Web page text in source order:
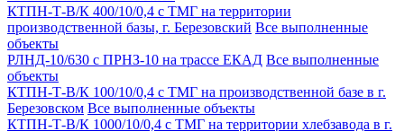
КТПН-Т-В/К 400/10/0,4 с ТМГ на территории
производственной базы, г. Березовский Все выполненные
объекты
РЛНД-10/630 с ПРНЗ-10 на трассе ЕКАД Все выполненные
объекты
КТПН-Т-В/К 100/10/0,4 с ТМГ на производственной базе в г.
Березовском Все выполненные объекты
КТПН-Т-В/К 1000/10/0,4 с ТМГ на территории хлебзавода в г.